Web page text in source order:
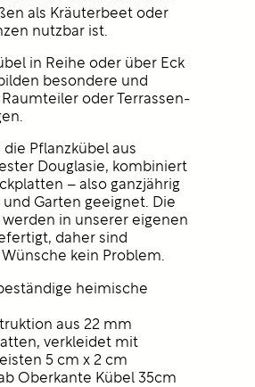
als Kräuterbeet oder
nutzbar ist.
in Reihe oder über Eck
besondere und
Raumteiler oder Terrassen-
Pflanzkübel aus
Douglasie, kombiniert
– also ganzjährig
und Garten geeignet. Die
werden in unserer eigenen
daher sind
Wünsche kein Problem.
heimische
aus 22 mm
verkleidet mit
5 cm x 2 cm
Oberkante Kübel 35cm